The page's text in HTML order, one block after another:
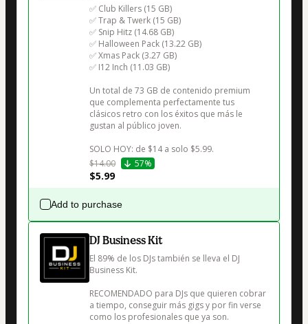
✅ Club Killers (15 GB)
✅ Trap & Twerk (15 GB)
✅ Snip Hitz (14.68 GB)
✅ Halloween Pack (13.22 GB)
✅ Xmas Pack (3.27 GB)
✅ I12 Inch (11.03 GB)
Un total de 73 GB de contenido premium
que complementa perfectamente tus
clásicos retro con los éxitos que más le
gustan al público joven.
SOLO HOY: de $14 a solo $5.99.
$14.00
57%
$5.99
Add to purchase
DJ Business Kit
El 89% de los DJs también se lleva el DJ
Business Kit.
RECOMENDADO para DJs que quieren cobrar
a tiempo, conseguir más gigs y por fin verse
como los profesionales que ya son.